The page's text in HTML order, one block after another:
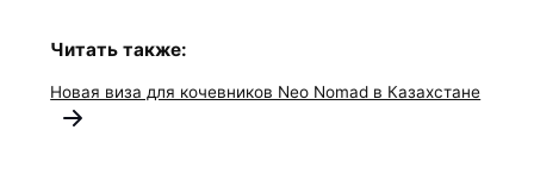
Читать также:
Новая виза для кочевников Neo Nomad в Казахстане